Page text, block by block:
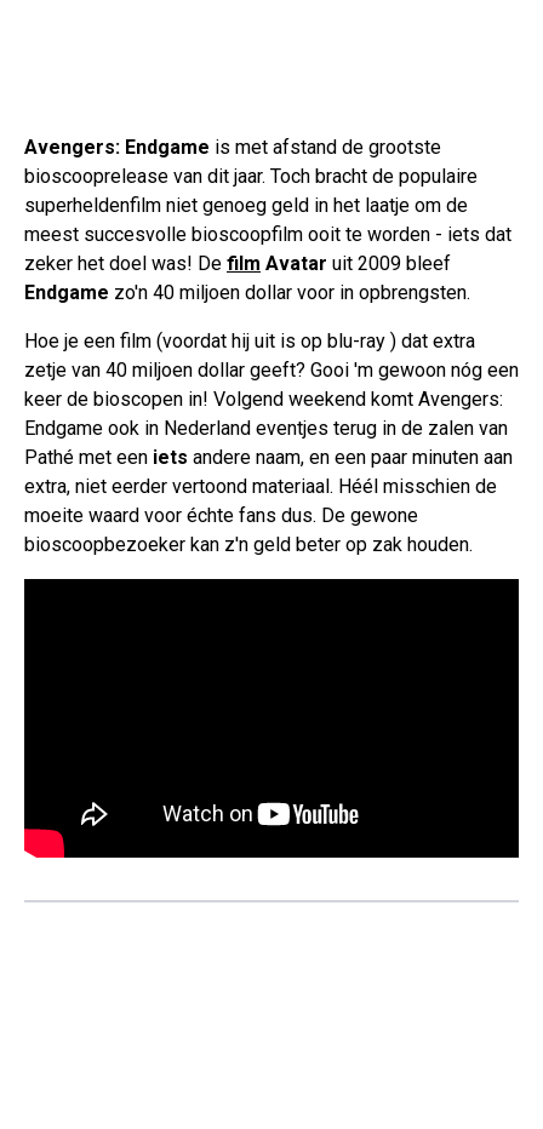
Avengers: Endgame is met afstand de grootste
bioscooprelease van dit jaar. Toch bracht de populaire
superheldenfilm niet genoeg geld in het laatje om de
meest succesvolle bioscoopfilm ooit te worden - iets dat
zeker het doel was! De film Avatar uit 2009 bleef
Endgame zo'n 40 miljoen dollar voor in opbrengsten.
Hoe je een film (voordat hij uit is op blu-ray ) dat extra
zetje van 40 miljoen dollar geeft? Gooi 'm gewoon nóg een
keer de bioscopen in! Volgend weekend komt Avengers:
Endgame ook in Nederland eventjes terug in de zalen van
Pathé met een iets andere naam, en een paar minuten aan
extra, niet eerder vertoond materiaal. Héél misschien de
moeite waard voor échte fans dus. De gewone
bioscoopbezoeker kan z'n geld beter op zak houden.